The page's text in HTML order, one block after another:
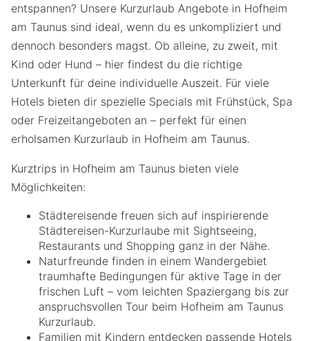
entspannen? Unsere Kurzurlaub Angebote in Hofheim
am Taunus sind ideal, wenn du es unkompliziert und
dennoch besonders magst. Ob alleine, zu zweit, mit
Kind oder Hund – hier findest du die richtige
Unterkunft für deine individuelle Auszeit. Für viele
Hotels bieten dir spezielle Specials mit Frühstück, Spa
oder Freizeitangeboten an – perfekt für einen
erholsamen Kurzurlaub in Hofheim am Taunus.
Kurztrips in Hofheim am Taunus bieten viele
Möglichkeiten:
Städtereisende freuen sich auf inspirierende
Städtereisen-Kurzurlaube mit Sightseeing,
Restaurants und Shopping ganz in der Nähe.
Naturfreunde finden in einem Wandergebiet
traumhafte Bedingungen für aktive Tage in der
frischen Luft – vom leichten Spaziergang bis zur
anspruchsvollen Tour beim Hofheim am Taunus
Kurzurlaub.
Familien mit Kindern entdecken passende Hotels